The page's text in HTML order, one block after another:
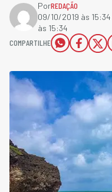
PorREDAÇÃO
09/10/2019 às 15:34
às 15:34
COMPARTILHE